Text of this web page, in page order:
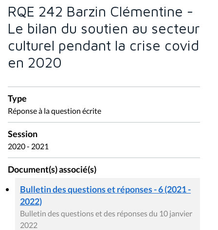
RQE 242 Barzin Clémentine -
Le bilan du soutien au secteur
culturel pendant la crise covid
en 2020
Type
Réponse à la question écrite
Session
2020 - 2021
Document(s) associé(s)
Bulletin des questions et réponses - 6 (2021 -
2022)
Bulletin des questions et des réponses du 10 janvier
2022